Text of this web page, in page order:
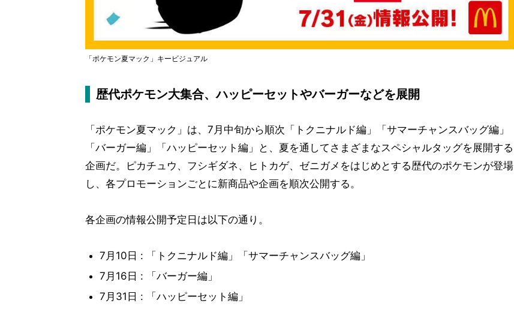
「ポケモン夏マック」キービジュアル
歴代ポケモン大集合、ハッピーセットやバーガーなどを展開
「ポケモン夏マック」は、7月中旬から順次「トクニナルド編」「サマーチャンスバッグ編」
「バーガー編」「ハッピーセット編」と、夏を通してさまざまなスペシャルタッグを展開する
企画だ。ピカチュウ、フシギダネ、ヒトカゲ、ゼニガメをはじめとする歴代のポケモンが登場
し、各プロモーションごとに新商品や企画を順次公開する。
各企画の情報公開予定日は以下の通り。
7月10日 : 「トクニナルド編」「サマーチャンスバッグ編」
7月16日 : 「バーガー編」
7月31日 : 「ハッピーセット編」